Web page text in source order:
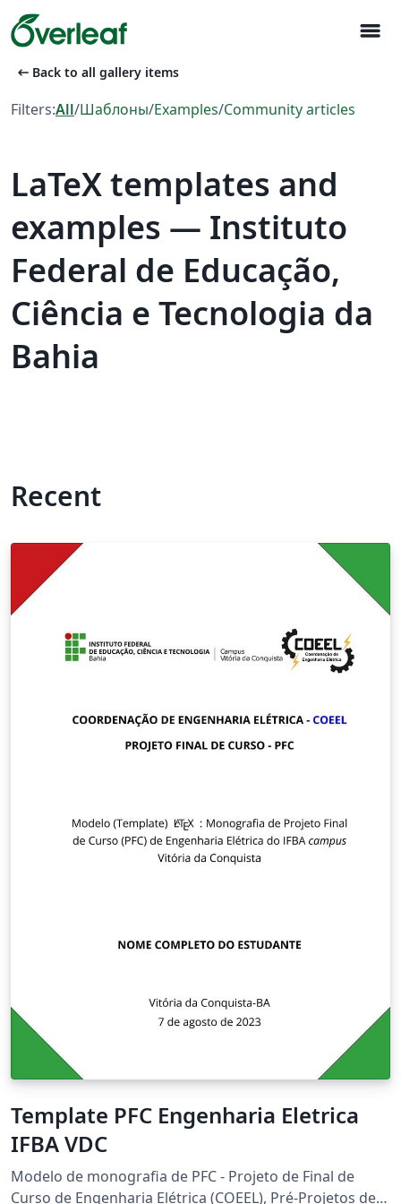
menu
arrow_left_alt Back to all gallery items
Filters:All/Шаблоны/Examples/Community articles
LaTeX templates and
examples — Instituto
Federal de Educação,
Ciência e Tecnologia da
Bahia
Recent
Template PFC Engenharia Eletrica
IFBA VDC
Modelo de monografia de PFC - Projeto de Final de
Curso de Engenharia Elétrica (COEEL), Pré-Projetos de